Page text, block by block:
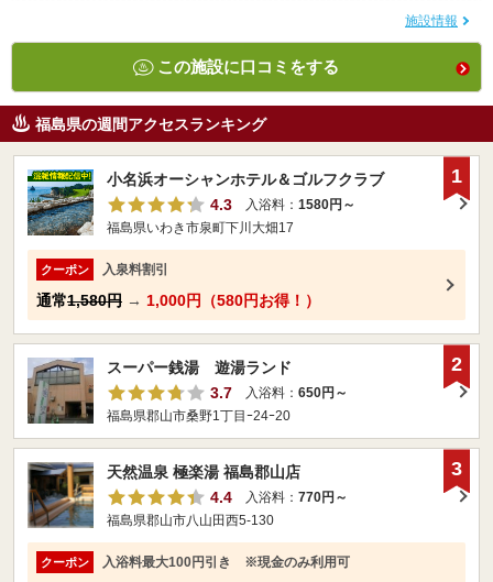
施設情報
この施設に口コミをする
福島県の週間アクセスランキング
小名浜オーシャンホテル＆ゴルフクラブ
4.3
入浴料： 1580円～
福島県いわき市泉町下川大畑17
クーポン 入泉料割引
通常1,580円 → 1,000円（580円お得！）
1
スーパー銭湯 遊湯ランド
3.7
入浴料： 650円～
福島県郡山市桑野1丁目ｰ24ｰ20
2
天然温泉 極楽湯 福島郡山店
4.4
入浴料： 770円～
福島県郡山市八山田西5-130
クーポン 入浴料最大100円引き ※現金のみ利用可
3